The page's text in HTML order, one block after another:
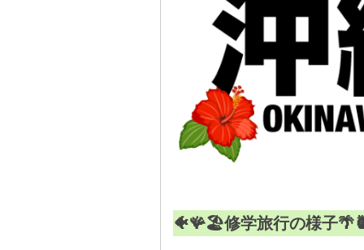
🐠🪸🏖️修学旅行の様子